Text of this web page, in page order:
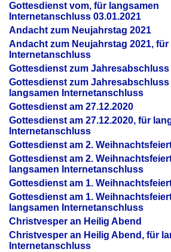
Gottesdienst vom, für langsamen
Internetanschluss 03.01.2021
Andacht zum Neujahrstag 2021
Andacht zum Neujahrstag 2021,
Internetanschluss
Gottesdienst zum Jahresabschluss
Gottesdienst zum Jahresabschluss
langsamen Internetanschluss
Gottesdienst am 27.12.2020
Gottesdienst am 27.12.2020, für
Internetanschluss
Gottesdienst am 2.
Gottesdienst am 2.
langsamen Internetanschluss
Gottesdienst am 1.
Gottesdienst am 1.
langsamen Internetanschluss
Christvesper an Heilig Abend
Christvesper an Heilig Abend, für
Internetanschluss